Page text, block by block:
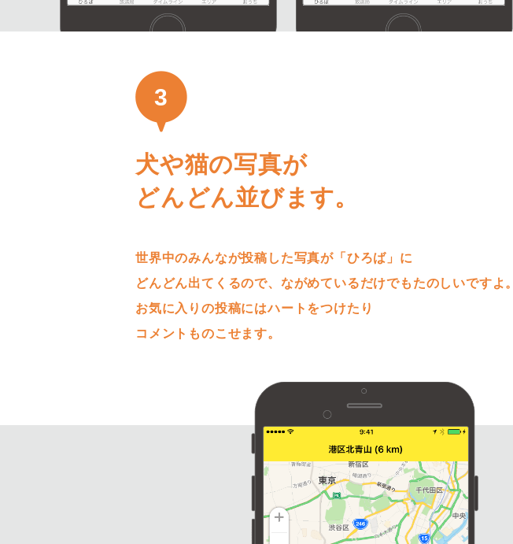
3
犬や猫の写真が
どんどん並びます。
世界中のみんなが投稿した写真が「ひろば」に
どんどん出てくるので、ながめているだけでもたのしいですよ。
お気に入りの投稿にはハートをつけたり
コメントものこせます。